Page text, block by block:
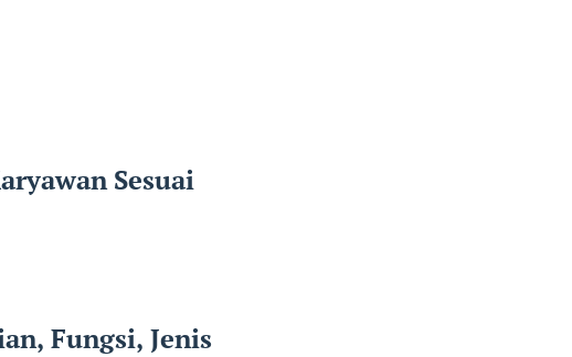
Sesuai
Fungsi, Jenis